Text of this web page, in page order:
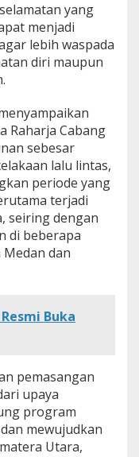
yang
menjadi
lebih waspada
diri maupun
Raharja Cabang
sebesar
lalu lintas,
periode yang
terjadi
seiring dengan
di beberapa
dan
Buka
pemasangan
upaya
program
mewujudkan
Utara,